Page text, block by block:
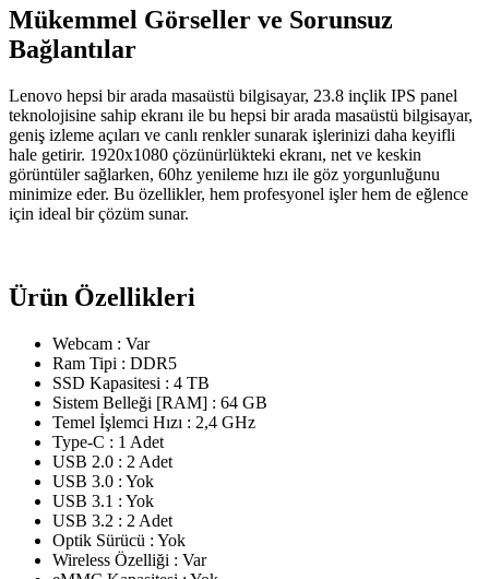
Mükemmel Görseller ve Sorunsuz
Bağlantılar
Lenovo hepsi bir arada masaüstü bilgisayar, 23.8 inçlik IPS panel
teknolojisine sahip ekranı ile bu hepsi bir arada masaüstü bilgisayar,
geniş izleme açıları ve canlı renkler sunarak işlerinizi daha keyifli
hale getirir. 1920x1080 çözünürlükteki ekranı, net ve keskin
görüntüler sağlarken, 60hz yenileme hızı ile göz yorgunluğunu
minimize eder. Bu özellikler, hem profesyonel işler hem de eğlence
için ideal bir çözüm sunar.
Ürün Özellikleri
Webcam : Var
Ram Tipi : DDR5
SSD Kapasitesi : 4 TB
Sistem Belleği [RAM] : 64 GB
Temel İşlemci Hızı : 2,4 GHz
Type-C : 1 Adet
USB 2.0 : 2 Adet
USB 3.0 : Yok
USB 3.1 : Yok
USB 3.2 : 2 Adet
Optik Sürücü : Yok
Wireless Özelliği : Var